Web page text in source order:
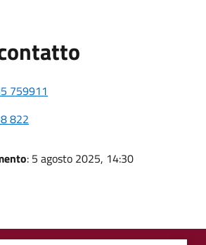
759911
822
: 5 agosto 2025, 14:30